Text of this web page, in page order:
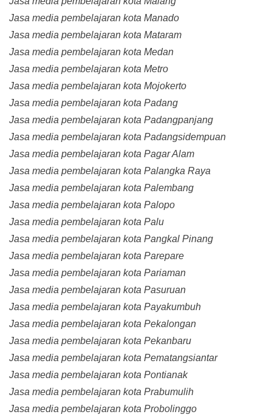
Jasa media pembelajaran kota Manado
Jasa media pembelajaran kota Mataram
Jasa media pembelajaran kota Medan
Jasa media pembelajaran kota Metro
Jasa media pembelajaran kota Mojokerto
Jasa media pembelajaran kota Padang
Jasa media pembelajaran kota Padangpanjang
Jasa media pembelajaran kota Padangsidempuan
Jasa media pembelajaran kota Pagar Alam
Jasa media pembelajaran kota Palangka Raya
Jasa media pembelajaran kota Palembang
Jasa media pembelajaran kota Palopo
Jasa media pembelajaran kota Palu
Jasa media pembelajaran kota Pangkal Pinang
Jasa media pembelajaran kota Parepare
Jasa media pembelajaran kota Pariaman
Jasa media pembelajaran kota Pasuruan
Jasa media pembelajaran kota Payakumbuh
Jasa media pembelajaran kota Pekalongan
Jasa media pembelajaran kota Pekanbaru
Jasa media pembelajaran kota Pematangsiantar
Jasa media pembelajaran kota Pontianak
Jasa media pembelajaran kota Prabumulih
Jasa media pembelajaran kota Probolinggo